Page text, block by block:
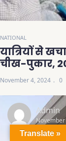
NATIONAL
यात्रियों से
चीख-पुकार,
November 4, 2024 0
Admin
Translate »